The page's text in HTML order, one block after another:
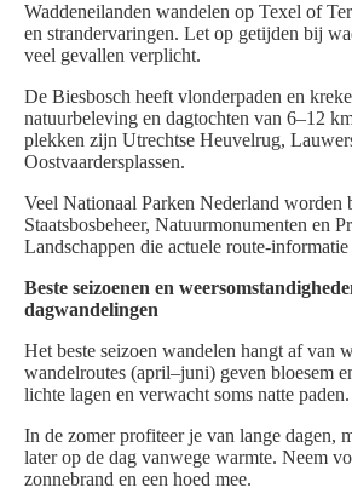
Waddeneilanden wandelen op Texel of
en strandervaringen. Let op getijden bij
veel gevallen verplicht.
De Biesbosch heeft vlonderpaden en
natuurbeleving en dagtochten van 6–12
plekken zijn Utrechtse Heuvelrug,
Oostvaardersplassen.
Veel Nationaal Parken Nederland worden
Staatsbosbeheer, Natuurmonumenten en
Landschappen die actuele route-informatie
Beste seizoenen en
dagwandelingen
Het beste seizoen wandelen hangt af van
wandelroutes (april–juni) geven bloesem
lichte lagen en verwacht soms natte paden.
In de zomer profiteer je van lange dagen,
later op de dag vanwege warmte. Neem
zonnebrand en een hoed mee.